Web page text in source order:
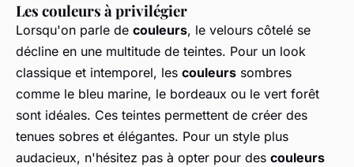
Les couleurs à privilégier
Lorsqu'on parle de couleurs, le velours côtelé se
décline en une multitude de teintes. Pour un look
classique et intemporel, les couleurs sombres
comme le bleu marine, le bordeaux ou le vert forêt
sont idéales. Ces teintes permettent de créer des
tenues sobres et élégantes. Pour un style plus
audacieux, n'hésitez pas à opter pour des couleurs